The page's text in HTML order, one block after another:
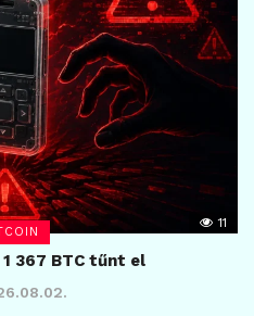
11
367 BTC tűnt el